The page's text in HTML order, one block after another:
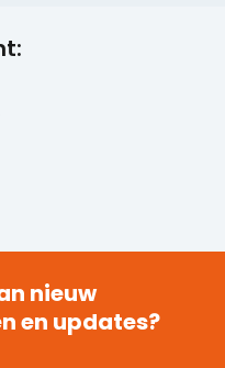
nieuw
en updates?